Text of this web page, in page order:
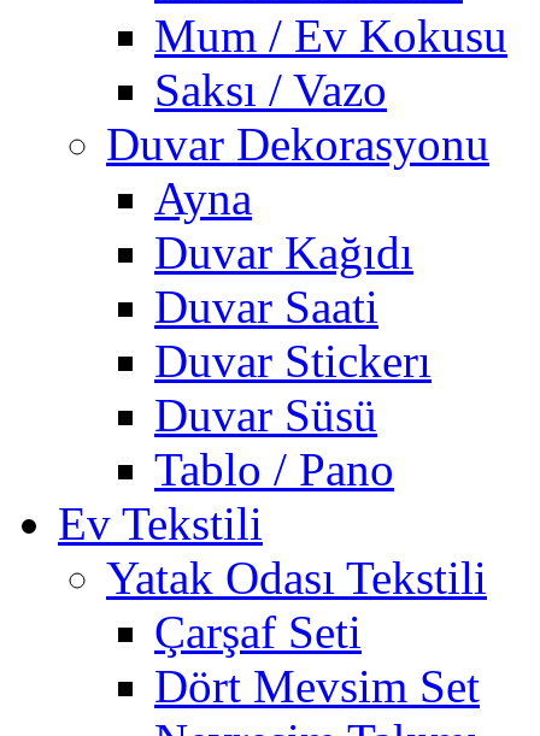
Mum / Ev Kokusu
Saksı / Vazo
Duvar Dekorasyonu
Ayna
Duvar Kağıdı
Duvar Saati
Duvar Stickerı
Duvar Süsü
Tablo / Pano
Ev Tekstili
Yatak Odası Tekstili
Çarşaf Seti
Dört Mevsim Set